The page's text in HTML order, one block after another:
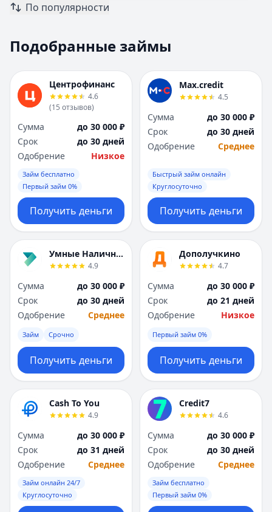
Новокузнецк
Новосибирск
Оренбург
П
Пермь
Р
Ростов-на-Дону
Рязань
С
Самара
Санкт-Петербург
Севастополь
Т
Тольятти
Томск
Тула
Тюмень
Ульяновск
Х
Хабаровск
Ч
Новокузнецк
Новосибирск
Оренбург
П
Пермь
Р
Ростов-на-Дону
Рязань
С
Самара
Санкт-Петербург
Севастополь
Т
Тольятти
Томск
Тула
Тюмень
Ульяновск
Х
Хабаровск
Ч
По популярности
Подобранные займы
Центрофинанс
4.6
(15 отзывов)
Сумма
до 30 000 ₽
Срок
до 30 дней
Одобрение
Низкое
Займ бесплатно
Первый займ 0%
Получить деньги
Max.credit
4.5
Сумма
до 30 000 ₽
Срок
до 30 дней
Одобрение
Среднее
Быстрый займ онлайн
Круглосуточно
Получить деньги
Умные Наличные
4.9
Сумма
до 30 000 ₽
Срок
до 30 дней
Одобрение
Среднее
Займ Срочно
Получить деньги
Дополучкино
4.7
Сумма
до 30 000 ₽
Срок
до 21 дней
Одобрение
Низкое
Первый займ 0%
Получить деньги
Cash To You
4.9
Сумма
до 30 000 ₽
Срок
до 31 дней
Одобрение
Среднее
Займ онлайн 24/7
Круглосуточно
Credit7
4.6
Сумма
до 30 000 ₽
Срок
до 30 дней
Одобрение
Среднее
Займ бесплатно
Первый займ 0%